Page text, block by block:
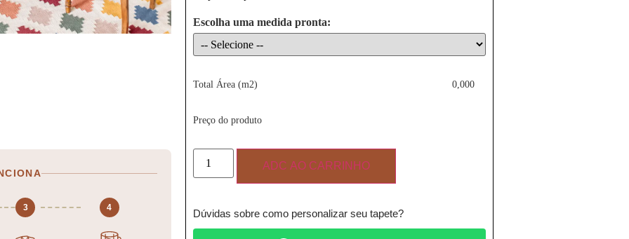
3 4
Escolha uma medida pronta:
Total Área (m2) 0,000
Preço do produto
ADC AO CARRINHO
Dúvidas sobre como personalizar seu tapete?